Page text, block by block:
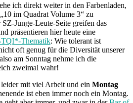
ich direkt weiter in den Farbenladen,
im Quadrat Volume 3“ zu
Junge-Leute-Seite greifen das
präsentieren hier heute eine
Thematik: Wie tolerant ist
oft genug für die Diversität unserer
am Sonntag nehme ich die
zweimal wahr!
mit viel Arbeit und ein Montag
ist eben immer noch ein Montag.